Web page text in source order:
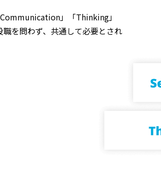
」「Thinking」
を問わず、共通して必要とされ